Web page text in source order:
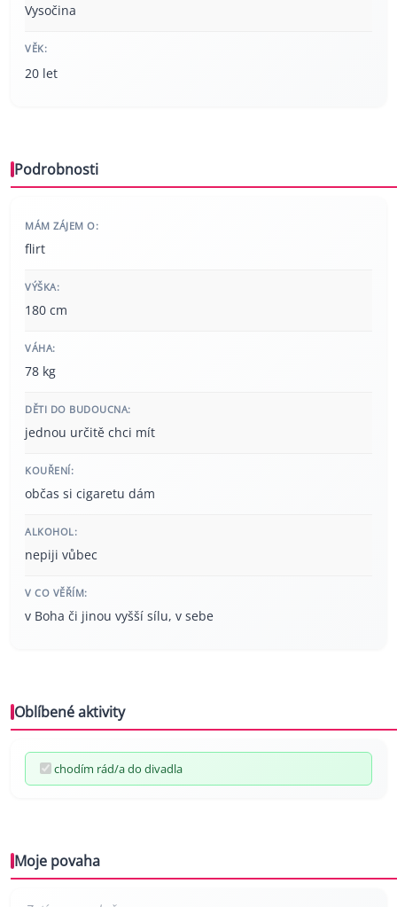
Vysočina
VĚK:
20 let
Podrobnosti
MÁM ZÁJEM O:
flirt
VÝŠKA:
180 cm
VÁHA:
78 kg
DĚTI DO BUDOUCNA:
jednou určitě chci mít
KOUŘENÍ:
občas si cigaretu dám
ALKOHOL:
nepiji vůbec
V CO VĚŘÍM:
v Boha či jinou vyšší sílu, v sebe
Oblíbené aktivity
chodím rád/a do divadla
Moje povaha